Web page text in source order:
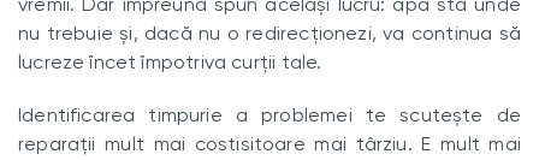
vremii. Dar împreună spun același lucru: apa stă unde
nu trebuie și, dacă nu o redirecționezi, va continua să
lucreze încet împotriva curții tale.
Identificarea timpurie a problemei te scutește de
reparații mult mai costisitoare mai târziu. E mult mai